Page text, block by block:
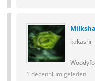
kakashi
1 decennium geleden